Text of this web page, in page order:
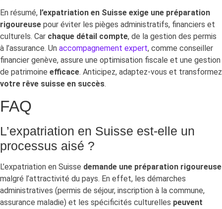
En résumé, l’expatriation en Suisse exige une préparation
rigoureuse pour éviter les pièges administratifs, financiers et
culturels. Car chaque détail compte, de la gestion des permis
à l’assurance. Un accompagnement expert, comme conseiller
financier genève, assure une optimisation fiscale et une gestion
de patrimoine efficace. Anticipez, adaptez-vous et transformez
votre rêve suisse en succès.
FAQ
L’expatriation en Suisse est-elle un
processus aisé ?
L’expatriation en Suisse demande une préparation rigoureuse
malgré l’attractivité du pays. En effet, les démarches
administratives (permis de séjour, inscription à la commune,
assurance maladie) et les spécificités culturelles peuvent